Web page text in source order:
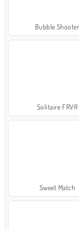
Bubble Shooter
Solitaire FRVR
Sweet Match